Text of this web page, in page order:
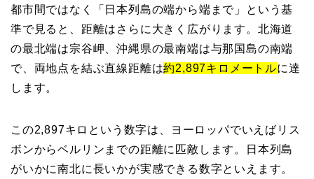
都市間ではなく「日本列島の端から端まで」という基
準で見ると、距離はさらに大きく広がります。北海道
の最北端は宗谷岬、沖縄県の最南端は与那国島の南端
で、両地点を結ぶ直線距離は約2,897キロメートルに達
します。
この2,897キロという数字は、ヨーロッパでいえばリス
ボンからベルリンまでの距離に匹敵します。日本列島
がいかに南北に長いかが実感できる数字といえます。